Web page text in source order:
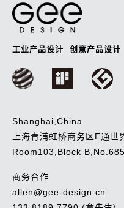
工业产品设计 创意产品设计
Shanghai,China
上海青浦虹桥商务区E通世
Room103,Block
商务合作
allen@gee-design.cn